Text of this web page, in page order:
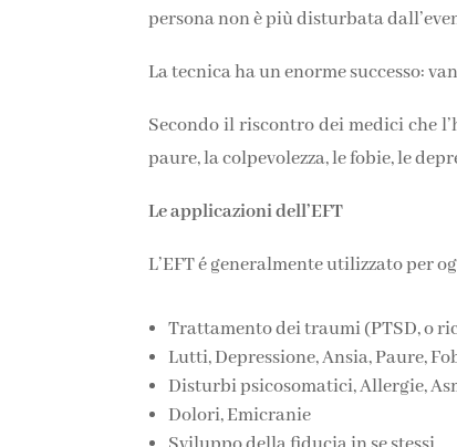
persona non è più disturbata
La tecnica ha un enorme successo:
Secondo il riscontro dei medici che
paure, la colpevolezza, le fobie, le
Le applicazioni dell’EFT
L’EFT é generalmente utilizzato per
Trattamento dei traumi (PTSD, o
Lutti, Depressione, Ansia, Paure,
Disturbi psicosomatici, Allergie,
Dolori, Emicranie